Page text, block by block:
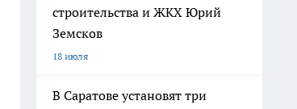
строительства и ЖКХ Юрий
Земсков
18 июля
В Саратове установят три